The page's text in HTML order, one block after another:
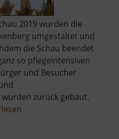
2019 wurden die
umgestaltet und
die Schau beendet
so pflegeintensiven
und Besucher
zurück gebaut.